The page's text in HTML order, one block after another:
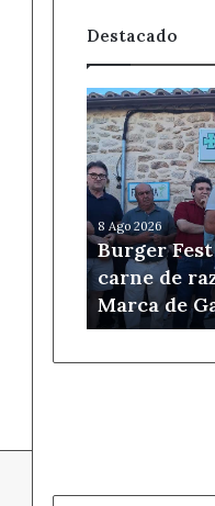
Destacado
Burger
Fest
Sayago
impulsa
la
carne
de
raza
Sayaguesa,
que
busca
8 Ago 2026
Burger
carne de
Marca de